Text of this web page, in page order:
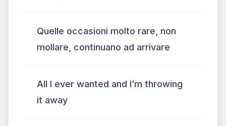
Quelle occasioni molto rare, non
mollare, continuano ad arrivare
All I ever wanted and I’m throwing
it away